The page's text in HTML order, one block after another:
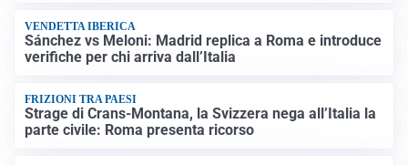
VENDETTA IBERICA
Sánchez vs Meloni: Madrid replica a Roma e introduce
verifiche per chi arriva dall’Italia
FRIZIONI TRA PAESI
Strage di Crans-Montana, la Svizzera nega all’Italia la
parte civile: Roma presenta ricorso